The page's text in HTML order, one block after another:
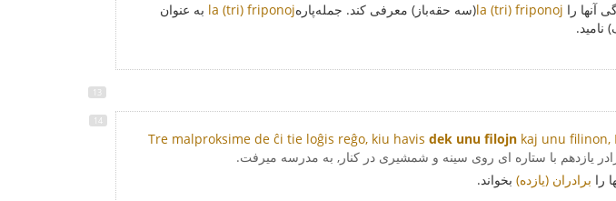
آنها را la (tri) friponoj(سه حقه‌باز) معرفی کند. جمله‌پارهla (tri) friponoj به عنوان
نامید.
Tre malproksime de ĉi tie loĝis reĝo, kiu havis dek unu filojn kaj unu filinon,
یازدهم با ستاره ای روی سینه و شمشیری در کنار, به مدرسه میرفت.
را (یازده) برادران بخواند.